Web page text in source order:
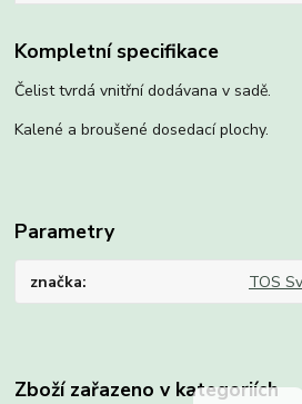
Kompletní specifikace
Čelist tvrdá vnitřní dodávana v sadě.
Kalené a broušené dosedací plochy.
Parametry
značka TOS
Zboží zařazeno v kategoriích